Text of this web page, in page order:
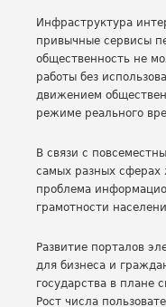
Инфраструктура
привычные сервисы
общественность не
работы без
движением
режиме реального
В связи с
самых разных сферах
проблема
грамотности
Развитие порталов
для бизнеса и
государства в плане
Рост числа